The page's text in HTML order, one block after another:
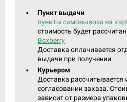
Пункт выдачи
пункты самовывоза на
стоимость будет
Boxberry
Доставка оплачивается
выдачи при получении
Курьером
Доставка рассчитывается
согласовании заказа.
зависит от размера